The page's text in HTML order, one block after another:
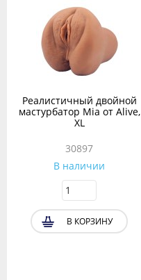
Реалистичный двойной
мастурбатор Mia от Alive,
XL
30897
В наличии
В КОРЗИНУ